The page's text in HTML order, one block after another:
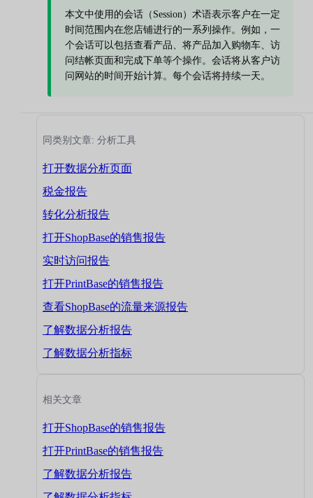
本文中使用的会话（Session）术语表示客户在一定
时间范围内在您店铺进行的一系列操作。例如，一
个会话可以包括查看产品、将产品加入购物车、访
问结帐页面和完成下单等个操作。会话将从客户访
问网站的时间开始计算。每个会话将持续一天。
同类别文章: 分析工具
打开数据分析页面
税金报告
转化分析报告
打开ShopBase的销售报告
实时访问报告
打开PrintBase的销售报告
查看ShopBase的流量来源报告
了解数据分析报告
了解数据分析指标
相关文章
打开ShopBase的销售报告
打开PrintBase的销售报告
了解数据分析报告